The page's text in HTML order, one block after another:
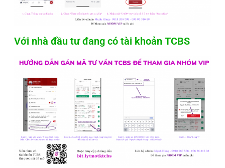
Với nhà đầu tư đang có tài khoản TCBS